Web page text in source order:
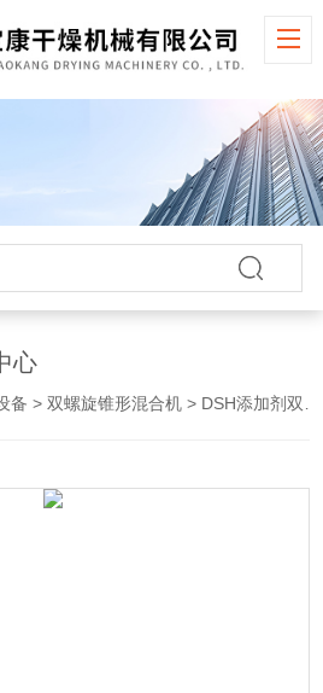
心
备 >双螺旋锥形混合机 > DSH添加剂双螺旋锥形混合机